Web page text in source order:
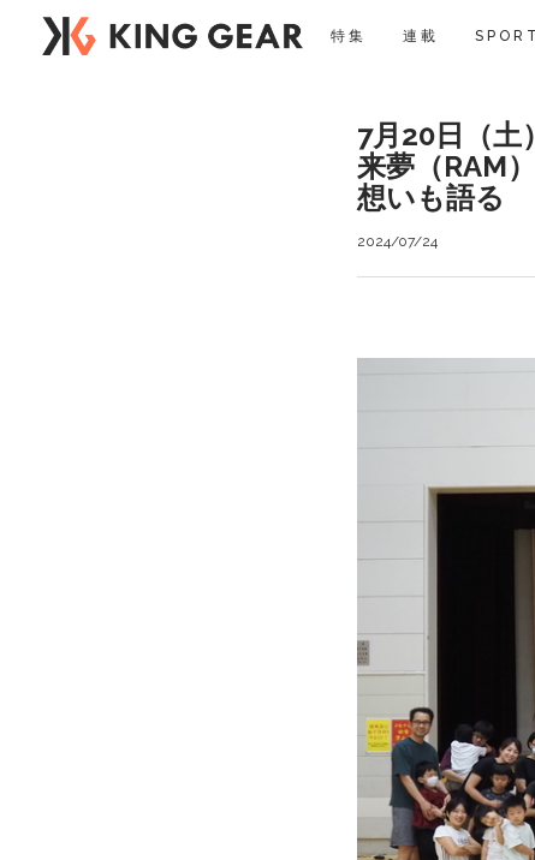
特集 連載
7月20日（土
来夢（RAM
想いも語る
2024/07/24